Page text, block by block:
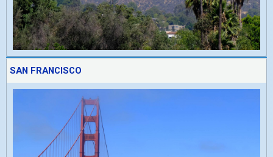
SAN FRANCISCO